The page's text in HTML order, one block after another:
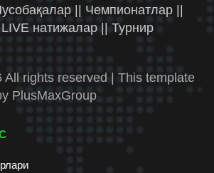
|| Чемпионатлар ||
натижалар || Турнир
All rights reserved | This template
PlusMaxGroup